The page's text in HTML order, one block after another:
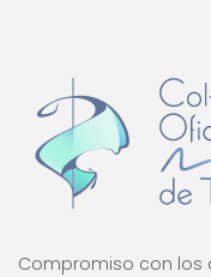
Compromiso con los